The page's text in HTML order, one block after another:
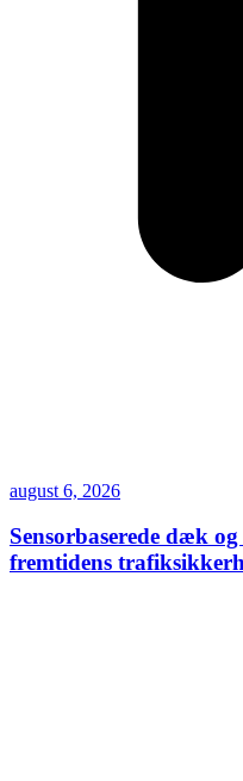
august 6, 2026
Sensorbaserede dæk
fremtidens